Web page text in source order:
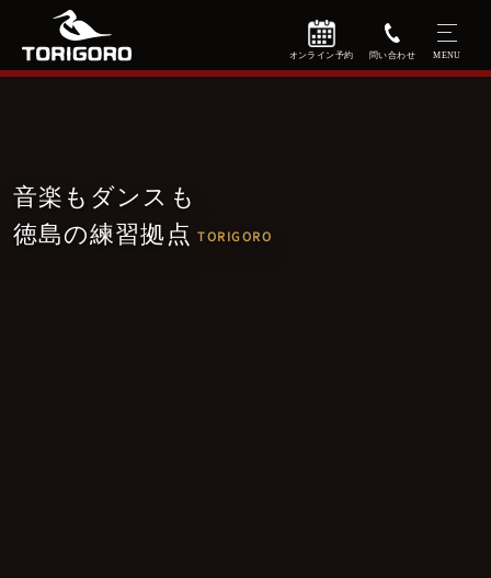
音楽もダンスも
徳島の練習拠点 TORIGORO